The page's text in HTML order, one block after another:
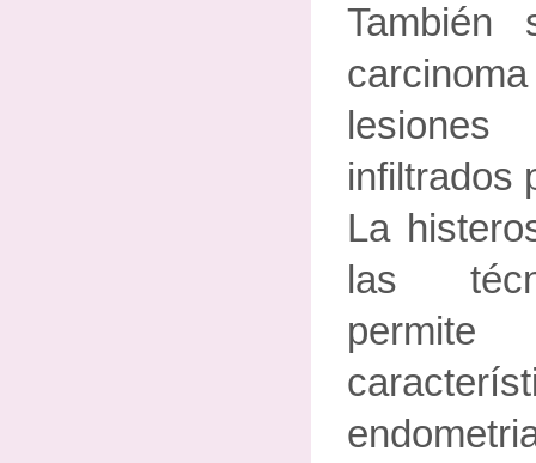
infiltrados
La
las